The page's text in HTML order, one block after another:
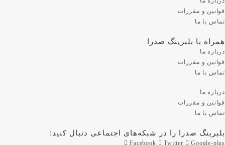
قوانین و مقررات
تماس با ما
همراه با بلبرینگ صدرا
درباره ما
قوانین و مقررات
تماس با ما
درباره ما
قوانین و مقررات
تماس با ما
بلبرینگ صدرا را در شبکه‌های اجتماعی دنبال کنید:
Facebook Twitter Google-plus